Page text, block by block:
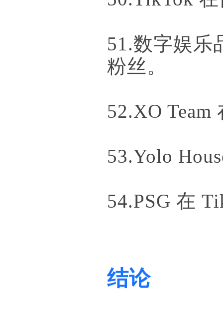
51.数字娱乐
粉丝。
52.XO
53.Yolo
54.PSG 在
结论